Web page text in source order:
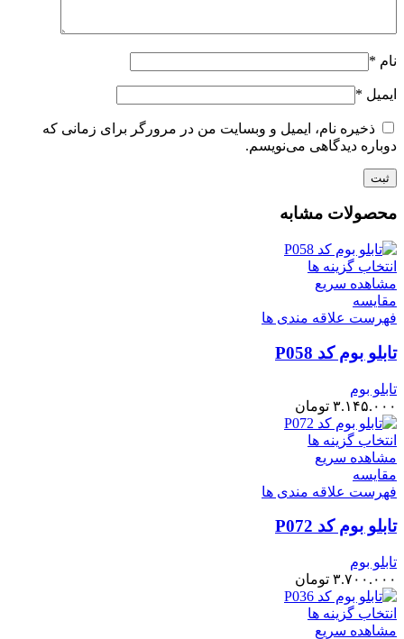
نام *
ایمیل *
ذخیره نام، ایمیل و وبسایت من در مرورگر برای زمانی که
دوباره دیدگاهی می‌نویسم.
محصولات مشابه
انتخاب گزینه ها
مشاهده سریع
مقایسه
فهرست علاقه مندی ها
تابلو بوم کد P058
تابلو بوم
۳.۱۴۵.۰۰۰ تومان
انتخاب گزینه ها
مشاهده سریع
مقایسه
فهرست علاقه مندی ها
تابلو بوم کد P072
تابلو بوم
۳.۷۰۰.۰۰۰ تومان
انتخاب گزینه ها
مشاهده سریع